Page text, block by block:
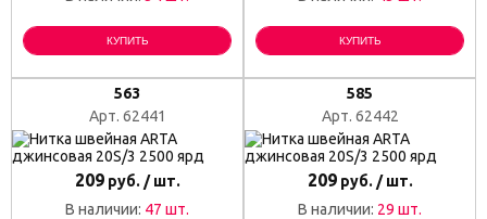
КУПИТЬ КУПИТЬ
563
Арт. 62441
209руб. / шт.
В наличии: 47 шт.
585
Арт. 62442
209руб. / шт.
В наличии: 29 шт.